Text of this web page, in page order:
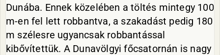
Dunába. Ennek közelében a töltés mintegy 100
m-en fel lett robbantva, a szakadást pedig 180
m szélesre ugyancsak robbantással
kibővítettük. A Dunavölgyi főcsatornán is nagy